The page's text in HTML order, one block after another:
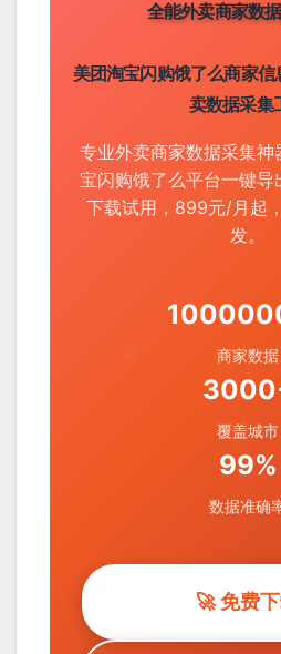
全能外卖商家数
美团淘宝闪购饿了么商家
卖数据采集
专业外卖商家数据采集神
宝闪购饿了么平台一键
下载试用，899元/月起
发。
商家数据
覆盖城市
99%
数据准确
🚀 免费